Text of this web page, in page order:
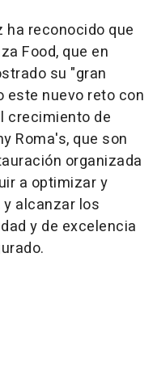
ha reconocido que
Food, que en
su "gran
este nuevo reto con
crecimiento de
Roma's, que son
organizada
a optimizar y
alcanzar los
y de excelencia